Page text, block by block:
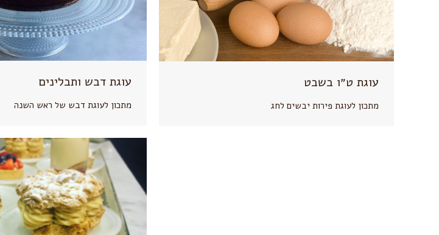
עוגת דבש ותבלינים
מתכון לעוגת דבש של ראש השנה
עוגת ט״ו בשבט
מתכון לעוגת פירות יבשים לחג